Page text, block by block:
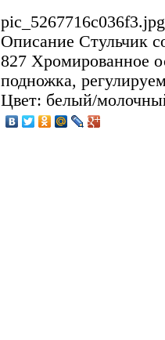
pic_5267716c036f3.jpg
Описание Стульчик
827 Хромированное
подножка,
Цвет: белый/